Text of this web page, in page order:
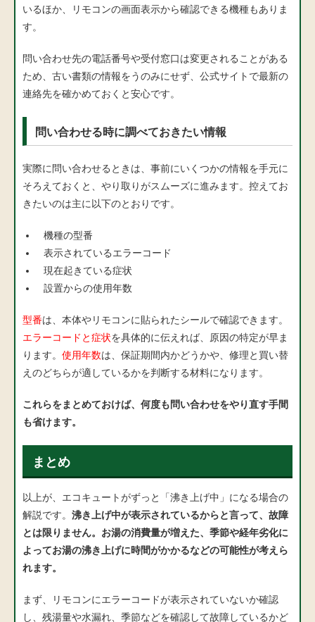
いるほか、リモコンの画面表示から確認できる機種もありま
す。
問い合わせ先の電話番号や受付窓口は変更されることがある
ため、古い書類の情報をうのみにせず、公式サイトで最新の
連絡先を確かめておくと安心です。
問い合わせる時に調べておきたい情報
実際に問い合わせるときは、事前にいくつかの情報を手元に
そろえておくと、やり取りがスムーズに進みます。控えてお
きたいのは主に以下のとおりです。
機種の型番
表示されているエラーコード
現在起きている症状
設置からの使用年数
型番は、本体やリモコンに貼られたシールで確認できます。
エラーコードと症状を具体的に伝えれば、原因の特定が早ま
ります。 使用年数は、保証期間内かどうかや、修理と買い替
えのどちらが適しているかを判断する材料になります。
これらをまとめておけば、何度も問い合わせをやり直す手間
も省けます。
まとめ
以上が、エコキュートがずっと「沸き上げ中」になる場合の
解説です。 沸き上げ中が表示されているからと言って、故障
とは限りません。お湯の消費量が増えた、季節や経年劣化に
よってお湯の沸き上げに時間がかかるなどの可能性が考えら
れます。
まず、リモコンにエラーコードが表示されていないか確認
し、残湯量や水漏れ、季節などを確認して故障しているかど